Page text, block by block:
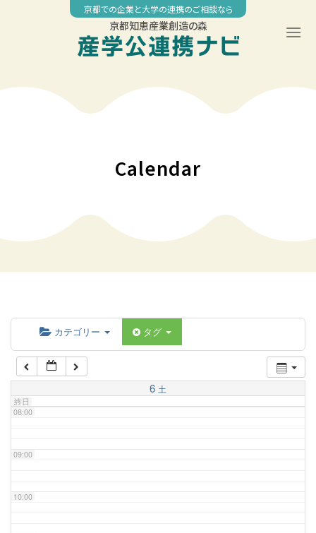
京都での企業と大学の連携のご相談なら
京都知恵産業創造の森
Calendar
カテゴリー タグ
6 土
終日
04:00
07:00
08:00
09:00
10:00